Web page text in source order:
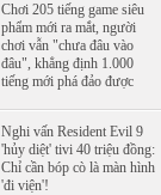
Chơi 205 tiếng game siêu
phẩm mới ra mắt, người
chơi vẫn "chưa đâu vào
đâu", khẳng định 1.000
tiếng mới phá đảo được
Nghi vấn Resident Evil 9
'hủy diệt' tivi 40 triệu đồng:
Chỉ cần bóp cò là màn hình
'đi viện'!